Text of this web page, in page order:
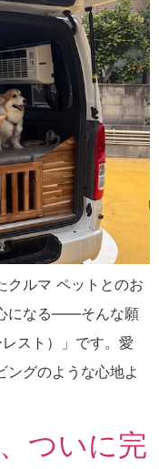
クルマ ペットとのお
になる——そんな願
スト）」です。愛
ングのような心地よ
ついに完